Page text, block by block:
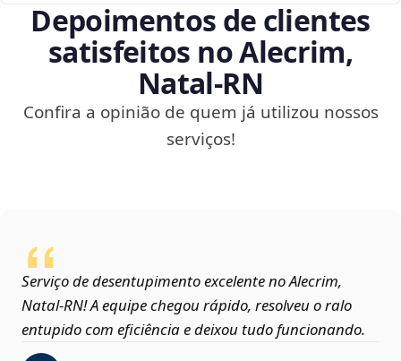
Depoimentos de clientes
satisfeitos no Alecrim,
Natal‑RN
Confira a opinião de quem já utilizou nossos
serviços!
Serviço de desentupimento excelente no Alecrim,
Natal‑RN! A equipe chegou rápido, resolveu o ralo
entupido com eficiência e deixou tudo funcionando.